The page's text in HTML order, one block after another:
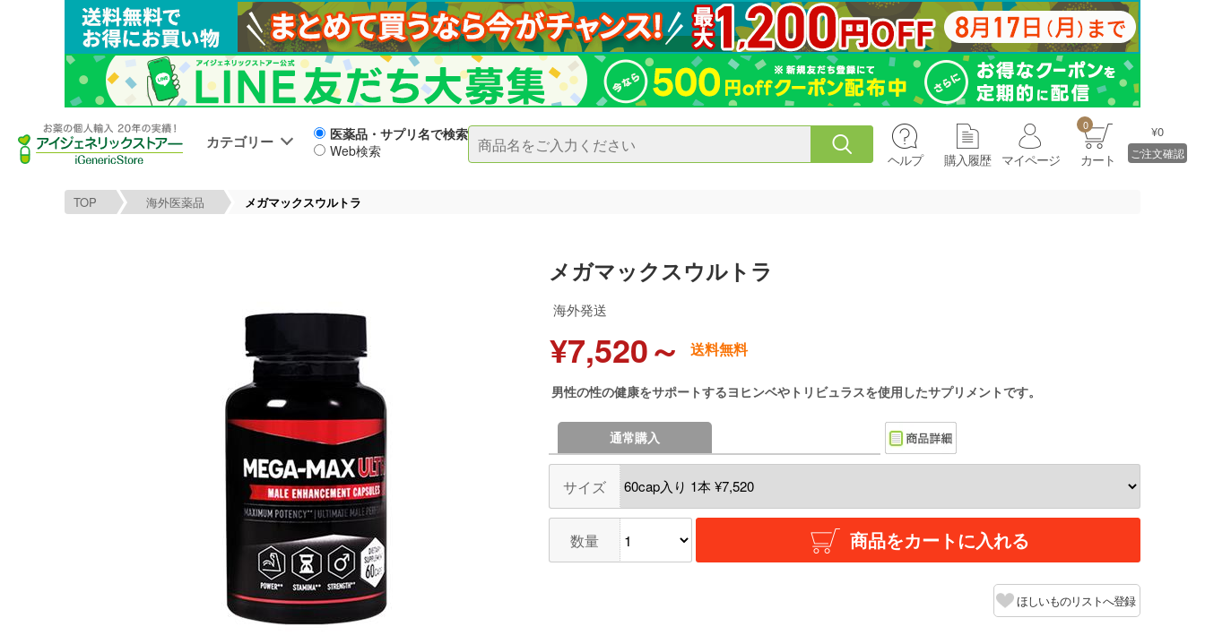
カテゴリー
医薬品・サプリ名で検索
Web検索
ヘルプ 購入履歴 マイページ
0
カート
¥0
ご注文確認
TOP 海外医薬品 メガマックスウルトラ
メガマックスウルトラ
海外発送
¥7,520～ 送料無料
男性の性の健康をサポートするヨヒンベやトリビュラスを使用したサプリメントです。
通常購入
サイズ
数量 商品をカートに入れる
ほしいものリストへ登録